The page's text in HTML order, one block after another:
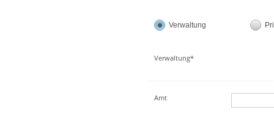
Verwaltung
Verwaltung*
Amt